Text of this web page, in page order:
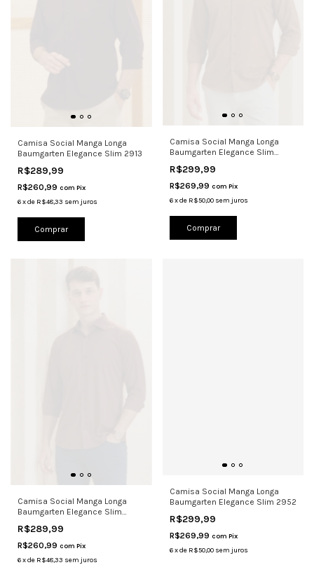
Camisa Social Manga Longa
Baumgarten Elegance Slim 2913
R$289,99
R$260,99 com Pix
6xde R$48,33 sem juros
Comprar
Camisa Social Manga Longa
Baumgarten Elegance Slim
R$299,99
R$269,99 com Pix
6 xde R$50,00 sem juros
Comprar
Camisa Social Manga Longa
Baumgarten Elegance Slim
R$289,99
R$260,99 com Pix
6xde R$48,33 sem juros
Camisa Social Manga Longa
Baumgarten Elegance Slim 2952
R$299,99
R$269,99 com Pix
6 xde R$50,00 sem juros